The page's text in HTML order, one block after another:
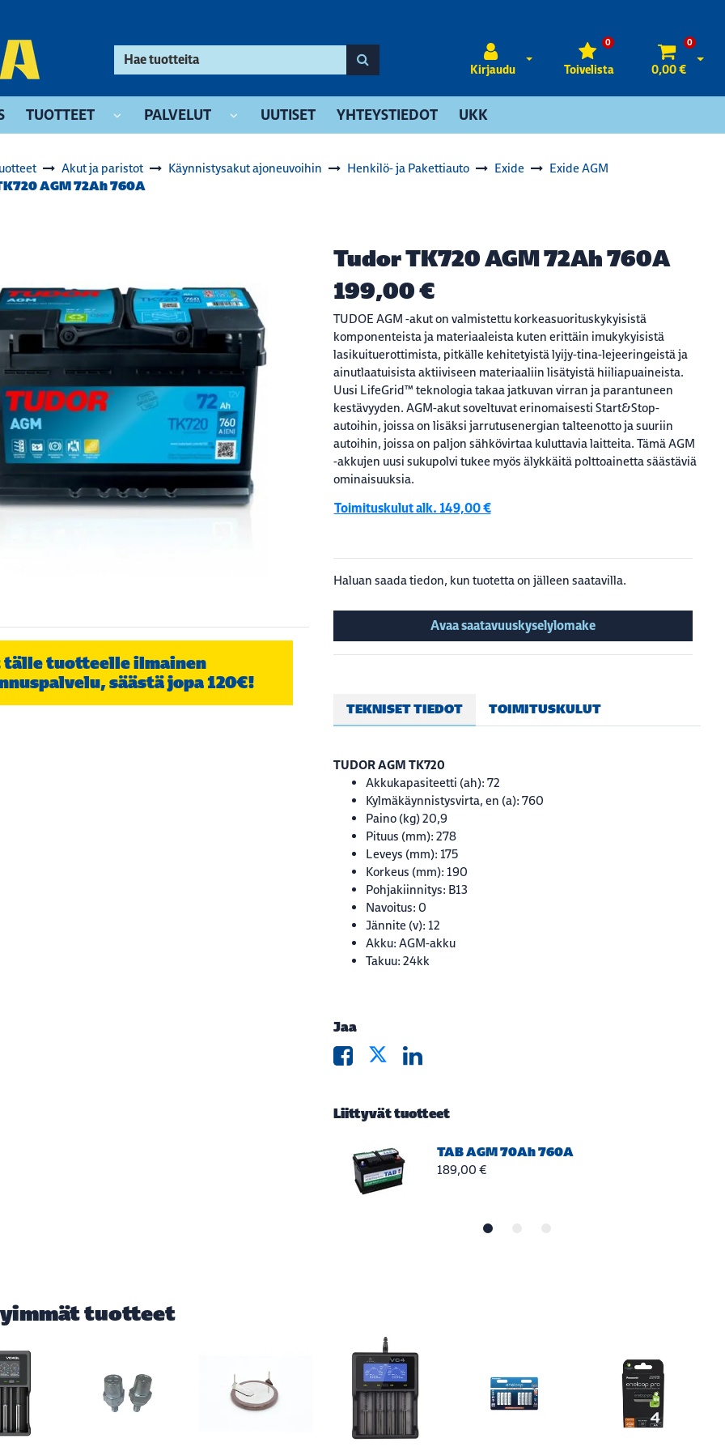
Kirjaudu
Avaa kirjautuminen
Toivelista
0 0
0,00 €
TUOTTEET PALVELUT UUTISET YHTEYSTIEDOT UKK
Akut ja paristot Käynnistysakut ajoneuvoihin Henkilö- ja Pakettiauto Exide Exide AGM
AGM 72Ah 760A
tälle tuotteelle ilmainen
säästä jopa 120€!
Tudor TK720 AGM 72Ah 760A
199,00 €
TUDOE AGM -akut on valmistettu korkeasuorituskykyisistä
komponenteista ja materiaaleista kuten erittäin imukykyisistä
lasikuituerottimista, pitkälle kehitetyistä lyijy-tina-lejeeringeistä ja
ainutlaatuisista aktiiviseen materiaaliin lisätyistä hiiliapuaineista.
Uusi LifeGrid™ teknologia takaa jatkuvan virran ja parantuneen
kestävyyden. AGM-akut soveltuvat erinomaisesti Start&Stop-
autoihin, joissa on lisäksi jarrutusenergian talteenotto ja suuriin
autoihin, joissa on paljon sähkövirtaa kuluttavia laitteita. Tämä AGM
-akkujen uusi sukupolvi tukee myös älykkäitä polttoainetta säästäviä
ominaisuuksia.
Toimituskulut alk. 149,00 €
Haluan saada tiedon, kun tuotetta on jälleen saatavilla.
Avaa saatavuuskyselylomake
TEKNISET TIEDOT TOIMITUSKULUT
TUDOR AGM TK720
Akkukapasiteetti (ah): 72
Kylmäkäynnistysvirta, en (a): 760
Paino (kg) 20,9
Pituus (mm): 278
Leveys (mm): 175
Korkeus (mm): 190
Pohjakiinnitys: B13
Navoitus: 0
Jännite (v): 12
Akku: AGM-akku
Takuu: 24kk
Jaa
Liittyvät tuotteet
TAB AGM 70Ah 760A
189,00 €
tuotteet